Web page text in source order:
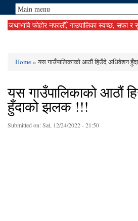
फोहोर नफालौँ, गाउपालिका स्वच्छ, सफा र
Home» यस गाउँपालिकाको आठौं हिउँदे अधिवेशन
यस गाउँपालिकाको आठौं
हुँदाको झलक !!!
Submitted on:Sat, 12/24/2022 - 21:50